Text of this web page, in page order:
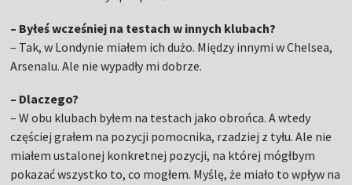
– Byłeś wcześniej na testach w innych klubach?
– Tak, w Londynie miałem ich dużo. Między innymi w Chelsea,
Arsenalu. Ale nie wypadły mi dobrze.
– Dlaczego?
– W obu klubach byłem na testach jako obrońca. A wtedy
częściej grałem na pozycji pomocnika, rzadziej z tyłu. Ale nie
miałem ustalonej konkretnej pozycji, na której mógłbym
pokazać wszystko to, co mogłem. Myślę, że miało to wpływ na